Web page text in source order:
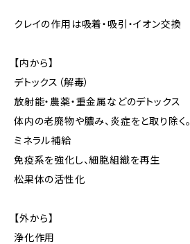
クレイの作用は吸着・吸引・イオン交換
【内から】
デトックス（解毒）
放射能・農薬・重金属などのデトックス
体内の老廃物や膿み、炎症をと取り除く。
ミネラル補給
免疫系を強化し、細胞組織を再生
松果体の活性化
【外から】
浄化作用